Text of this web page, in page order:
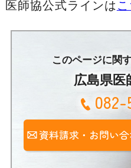
医師協公式ラインは
このページに関
広島県医
082-
資料請求・お問い